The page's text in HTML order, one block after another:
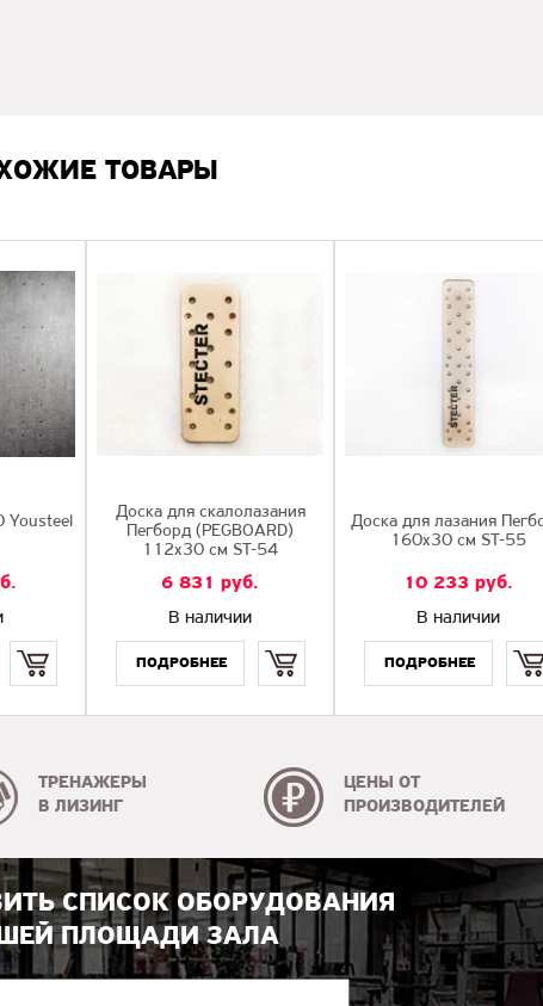
ТОВАРЫ
Yousteel
Доска для скалолазания
Пегборд (PEGBOARD)
112х30 см ST-54
6 831
руб.
В наличии
Доска для лазания
160х30 см ST-55
10 233 руб.
В наличии
ТРЕНАЖЕРЫ
В ЛИЗИНГ
ЦЕНЫ ОТ
ПРОИЗВОДИТЕЛЕЙ
СПИСОК ОБОРУДОВАНИЯ
ПЛОЩАДИ ЗАЛА